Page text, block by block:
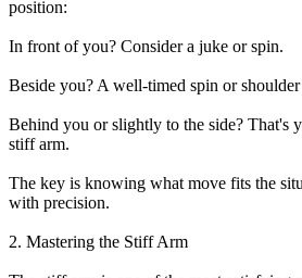
position:
In front of you? Consider a juke or spin.
Beside you? A well-timed spin or
Behind you or slightly to the side? That's
stiff arm.
The key is knowing what move fits the
with precision.
2. Mastering the Stiff Arm